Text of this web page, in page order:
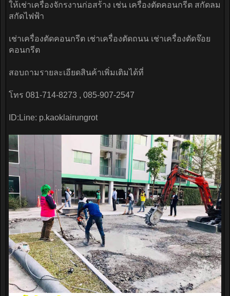
ให้เช่าเครื่องจักรงานก่อสร้าง เช่น เครื่องตัดคอนกรีต สกัดลม
สกัดไฟฟ้า
เช่าเครื่องตัดคอนกรีต เช่าเครื่องตัดถนน เช่าเครื่องตัดจ๊อย
คอนกรีต
สอบถามรายละเอียดสินค้าเพิ่มเติมได้ที่
โทร 081-714-8273 , 085-907-2547
ID:Line: p.kaoklairungrot